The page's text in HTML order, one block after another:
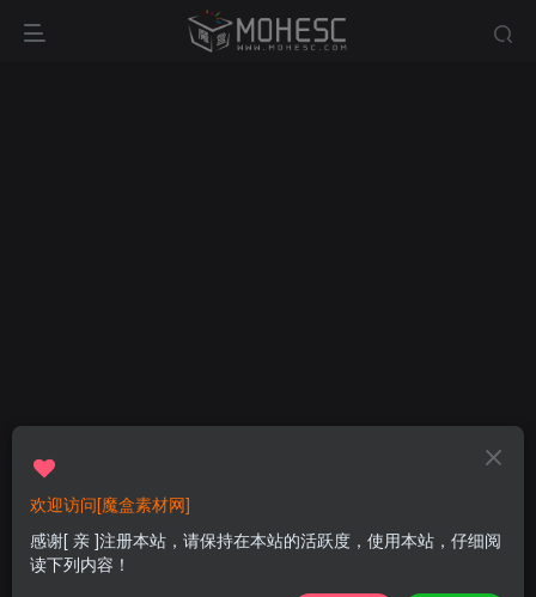
欢迎访问[魔盒素材网]
感谢[ 亲 ]注册本站，请保持在本站的活跃度，使用本站，仔细阅
读下列内容！